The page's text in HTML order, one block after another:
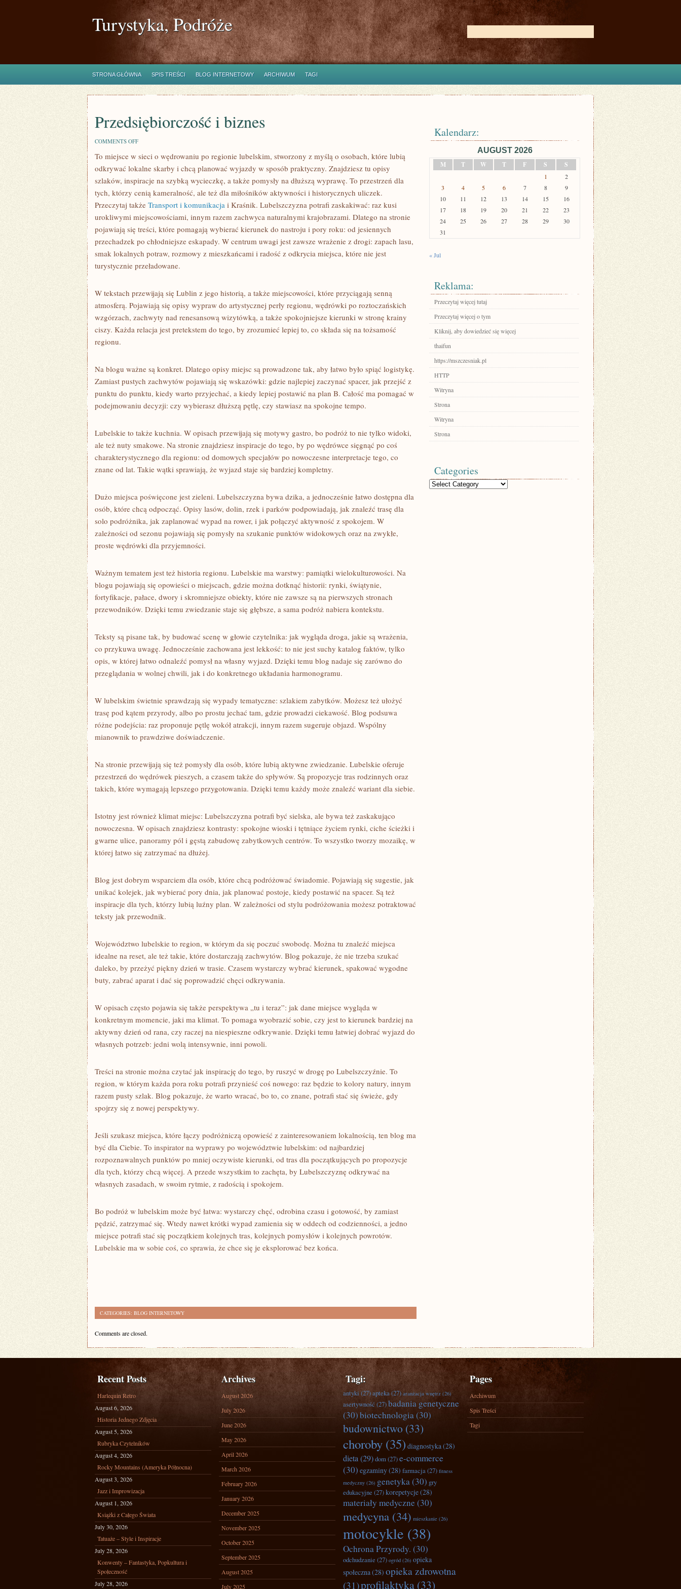
Turystyka, Podróże
STRONA GŁÓWNA SPIS TREŚCI BLOG INTERNETOWY ARCHIWUM TAGI
Przedsiębiorczość i biznes
COMMENTS OFFON
I
To miejsce w sieci o wędrowaniu po regionie lubelskim, stworzony z myślą o osobach, które lubią
odkrywać lokalne skarby i chcą planować wyjazdy w sposób praktyczny. Znajdziesz tu opisy
szlaków, inspiracje na szybką wycieczkę, a także pomysły na dłuższą wyprawę. To przestrzeń dla
tych, którzy cenią kameralność, ale też dla miłośników aktywności i historycznych uliczek.
Przeczytaj także Transport i komunikacja i Kraśnik. Lubelszczyzna potrafi zaskakiwać: raz kusi
urokliwymi miejscowościami, innym razem zachwyca naturalnymi krajobrazami. Dlatego na stronie
pojawiają się treści, które pomagają wybierać kierunek do nastroju i pory roku: od jesiennych
przechadzek po chłodniejsze eskapady. W centrum uwagi jest zawsze wrażenie z drogi: zapach lasu,
smak lokalnych potraw, rozmowy z mieszkańcami i radość z odkrycia miejsca, które nie jest
turystycznie przeładowane.
W tekstach przewijają się Lublin z jego historią, a także miejscowości, które przyciągają senną
atmosferą. Pojawiają się opisy wypraw do artystycznej perły regionu, wędrówki po roztoczańskich
wzgórzach, zachwyty nad renesansową wizytówką, a także spokojniejsze kierunki w stronę krainy
ciszy. Każda relacja jest pretekstem do tego, by zrozumieć lepiej to, co składa się na tożsamość
regionu.
Na blogu ważne są konkret. Dlatego opisy miejsc są prowadzone tak, aby łatwo było spiąć logistykę.
Zamiast pustych zachwytów pojawiają się wskazówki: gdzie najlepiej zaczynać spacer, jak przejść z
punktu do punktu, kiedy warto przyjechać, a kiedy lepiej postawić na plan B. Całość ma pomagać w
podejmowaniu decyzji: czy wybierasz dłuższą pętlę, czy stawiasz na spokojne tempo.
Lubelskie to także kuchnia. W opisach przewijają się motywy gastro, bo podróż to nie tylko widoki,
ale też nuty smakowe. Na stronie znajdziesz inspiracje do tego, by po wędrówce sięgnąć po coś
charakterystycznego dla regionu: od domowych specjałów po nowoczesne interpretacje tego, co
znane od lat. Takie wątki sprawiają, że wyjazd staje się bardziej kompletny.
Dużo miejsca poświęcone jest zieleni. Lubelszczyzna bywa dzika, a jednocześnie łatwo dostępna dla
osób, które chcą odpocząć. Opisy lasów, dolin, rzek i parków podpowiadają, jak znaleźć trasę dla
solo podróżnika, jak zaplanować wypad na rower, i jak połączyć aktywność z spokojem. W
zależności od sezonu pojawiają się pomysły na szukanie punktów widokowych oraz na zwykłe,
proste wędrówki dla przyjemności.
Ważnym tematem jest też historia regionu. Lubelskie ma warstwy: pamiątki wielokulturowości. Na
blogu pojawiają się opowieści o miejscach, gdzie można dotknąć historii: rynki, świątynie,
fortyfikacje, pałace, dwory i skromniejsze obiekty, które nie zawsze są na pierwszych stronach
przewodników. Dzięki temu zwiedzanie staje się głębsze, a sama podróż nabiera kontekstu.
Teksty są pisane tak, by budować scenę w głowie czytelnika: jak wygląda droga, jakie są wrażenia,
co przykuwa uwagę. Jednocześnie zachowana jest lekkość: to nie jest suchy katalog faktów, tylko
opis, w której łatwo odnaleźć pomysł na własny wyjazd. Dzięki temu blog nadaje się zarówno do
przeglądania w wolnej chwili, jak i do konkretnego układania harmonogramu.
W lubelskim świetnie sprawdzają się wypady tematyczne: szlakiem zabytków. Możesz też ułożyć
trasę pod kątem przyrody, albo po prostu jechać tam, gdzie prowadzi ciekawość. Blog podsuwa
różne podejścia: raz proponuje pętlę wokół atrakcji, innym razem sugeruje objazd. Wspólny
mianownik to prawdziwe doświadczenie.
Na stronie przewijają się też pomysły dla osób, które lubią aktywne zwiedzanie. Lubelskie oferuje
przestrzeń do wędrówek pieszych, a czasem także do spływów. Są propozycje tras rodzinnych oraz
takich, które wymagają lepszego przygotowania. Dzięki temu każdy może znaleźć wariant dla siebie.
Istotny jest również klimat miejsc: Lubelszczyzna potrafi być sielska, ale bywa też zaskakująco
nowoczesna. W opisach znajdziesz kontrasty: spokojne wioski i tętniące życiem rynki, ciche ścieżki i
gwarne ulice, panoramy pól i gęstą zabudowę zabytkowych centrów. To wszystko tworzy mozaikę, w
której łatwo się zatrzymać na dłużej.
Blog jest dobrym wsparciem dla osób, które chcą podróżować świadomie. Pojawiają się sugestie, jak
unikać kolejek, jak wybierać pory dnia, jak planować postoje, kiedy postawić na spacer. Są też
inspiracje dla tych, którzy lubią luźny plan. W zależności od stylu podróżowania możesz potraktować
teksty jak przewodnik.
Województwo lubelskie to region, w którym da się poczuć swobodę. Można tu znaleźć miejsca
idealne na reset, ale też takie, które dostarczają zachwytów. Blog pokazuje, że nie trzeba szukać
daleko, by przeżyć piękny dzień w trasie. Czasem wystarczy wybrać kierunek, spakować wygodne
buty, zabrać aparat i dać się poprowadzić chęci odkrywania.
W opisach często pojawia się także perspektywa „tu i teraz”: jak dane miejsce wygląda w
konkretnym momencie, jaki ma klimat. To pomaga wyobrazić sobie, czy jest to kierunek bardziej na
aktywny dzień od rana, czy raczej na niespieszne odkrywanie. Dzięki temu łatwiej dobrać wyjazd do
własnych potrzeb: jedni wolą intensywnie, inni powoli.
Treści na stronie można czytać jak inspirację do tego, by ruszyć w drogę po Lubelszczyźnie. To
region, w którym każda pora roku potrafi przynieść coś nowego: raz będzie to kolory natury, innym
razem pusty szlak. Blog pokazuje, że warto wracać, bo to, co znane, potrafi stać się świeże, gdy
spojrzy się z nowej perspektywy.
Jeśli szukasz miejsca, które łączy podróżniczą opowieść z zainteresowaniem lokalnością, ten blog ma
być dla Ciebie. To inspirator na wyprawy po województwie lubelskim: od najbardziej
rozpoznawalnych punktów po mniej oczywiste kierunki, od tras dla początkujących po propozycje
dla tych, którzy chcą więcej. A przede wszystkim to zachęta, by Lubelszczyznę odkrywać na
własnych zasadach, w swoim rytmie, z radością i spokojem.
Bo podróż w lubelskim może być łatwa: wystarczy chęć, odrobina czasu i gotowość, by zamiast
pędzić, zatrzymać się. Wtedy nawet krótki wypad zamienia się w oddech od codzienności, a jedno
miejsce potrafi stać się początkiem kolejnych tras, kolejnych pomysłów i kolejnych powrotów.
Lubelskie ma w sobie coś, co sprawia, że chce się je eksplorować bez końca.
CATEGORIES: BLOG INTERNETOWY
Comments are closed.
Kalendarz:
AUGUST 2026
M
T W T F S S
1
2
3
4 5 6 7 8
9
10
11 12 13 14 15
16
17
18 19 20 21 22
23
24
25 26 27 28 29
30
31
« Jul
Reklama:
Przeczytaj więcej tutaj
Przeczytaj więcej o tym
Kliknij, aby dowiedzieć się więcej
thaifun
https://mszczesniak.pl
HTTP
Witryna
Strona
Witryna
Strona
Categories
Categories
Recent Posts
Harlequin Retro
August 6, 2026
Historia Jednego Zdjęcia
August 5, 2026
Rubryka Czytelników
August 4, 2026
Rocky Mountains (Ameryka Północna)
August 3, 2026
Jazz i Improwizacja
August 1, 2026
Książki z Całego Świata
July 30, 2026
Tatuaże – Style i Inspiracje
July 28, 2026
Konwenty – Fantastyka, Popkultura i
Społeczność
July 28, 2026
Archives
August 2026
July 2026
June 2026
May 2026
April 2026
March 2026
February 2026
January 2026
December 2025
November 2025
October 2025
September 2025
August 2025
July 2025
Tagi:
antyki(27)apteka(27) aranżacja wnętrz (26)
asertywność (27)badania genetyczne
(30)biotechnologia(30)
budownictwo (33)
choroby (35) diagnostyka(28)
dieta(29)dom(27)e-commerce
(30) egzaminy(28) farmacja(27) fitness
medyczny (26) genetyka(30) gry
edukacyjne (27)korepetycje(28)
materiały medyczne (30)
medycyna (34) mieszkanie (26)
motocykle (38)
Ochrona Przyrody. (30)
odchudzanie (27) ogród (26) opieka
społeczna(28) opieka zdrowotna
(31)profilaktyka (33)
Pages
Archiwum
Spis Treści
Tagi